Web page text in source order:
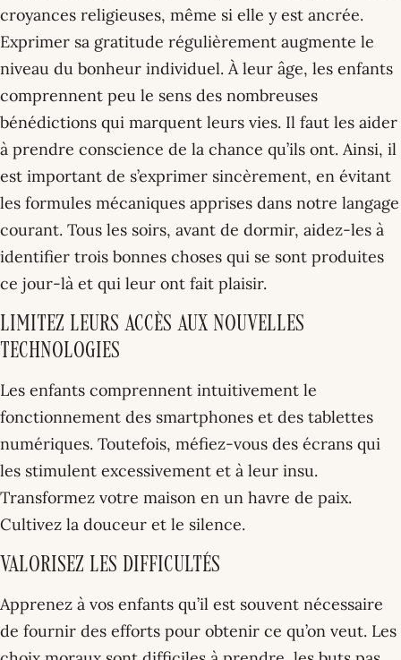
croyances religieuses, même si elle y est ancrée.
Exprimer sa gratitude régulièrement augmente le
niveau du bonheur individuel. À leur âge, les enfants
comprennent peu le sens des nombreuses
bénédictions qui marquent leurs vies. Il faut les aider
à prendre conscience de la chance qu’ils ont. Ainsi, il
est important de s’exprimer sincèrement, en évitant
les formules mécaniques apprises dans notre langage
courant. Tous les soirs, avant de dormir, aidez-les à
identifier trois bonnes choses qui se sont produites
ce jour-là et qui leur ont fait plaisir.
Limitez leurs accès aux nouvelles
technologies
Les enfants comprennent intuitivement le
fonctionnement des smartphones et des tablettes
numériques. Toutefois, méfiez-vous des écrans qui
les stimulent excessivement et à leur insu.
Transformez votre maison en un havre de paix.
Cultivez la douceur et le silence.
Valorisez les difficultés
Apprenez à vos enfants qu’il est souvent nécessaire
de fournir des efforts pour obtenir ce qu’on veut. Les